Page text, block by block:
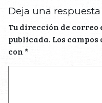
Deja una respuesta
Tu dirección de
publicada. Los
con*